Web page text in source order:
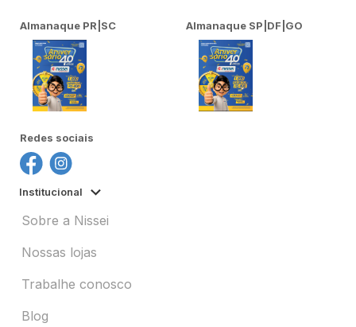
Almanaque PR|SC Almanaque SP|DF|GO
Redes sociais
Institucional
Sobre a Nissei
Nossas lojas
Trabalhe conosco
Blog